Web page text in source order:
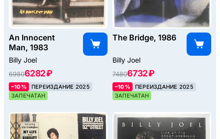
An Innocent
Man, 1983
Billy Joel
69806282 ₽
–10%
ПЕРЕИЗДАНИЕ 2025
ЗАПЕЧАТАН
The Bridge, 1986
Billy Joel
74806732 ₽
–10%
ПЕРЕИЗДАНИЕ 2025
ЗАПЕЧАТАН